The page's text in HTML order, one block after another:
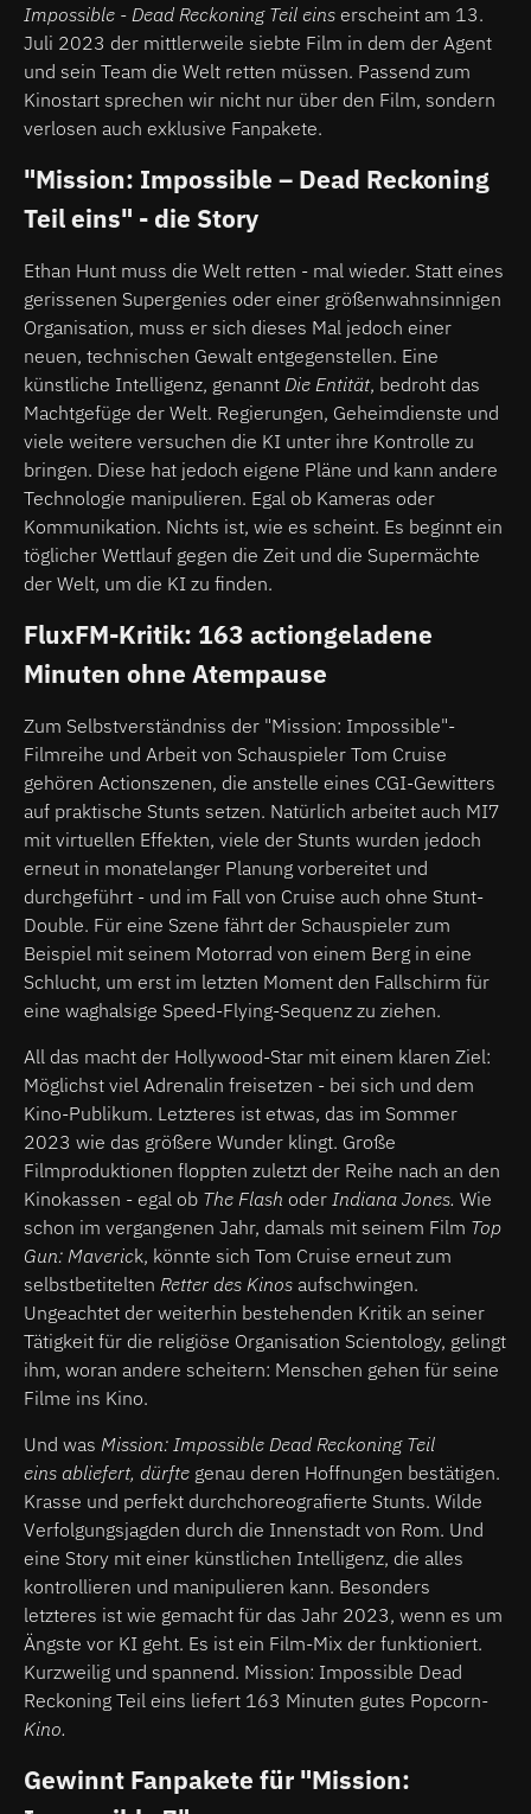
Impossible - Dead Reckoning Teil eins erscheint am 13.
Juli 2023 der mittlerweile siebte Film in dem der Agent
und sein Team die Welt retten müssen. Passend zum
Kinostart sprechen wir nicht nur über den Film, sondern
verlosen auch exklusive Fanpakete.
"Mission: Impossible – Dead Reckoning
Teil eins" - die Story
Ethan Hunt muss die Welt retten - mal wieder. Statt eines
gerissenen Supergenies oder einer größenwahnsinnigen
Organisation, muss er sich dieses Mal jedoch einer
neuen, technischen Gewalt entgegenstellen. Eine
künstliche Intelligenz, genannt Die Entität, bedroht das
Machtgefüge der Welt. Regierungen, Geheimdienste und
viele weitere versuchen die KI unter ihre Kontrolle zu
bringen. Diese hat jedoch eigene Pläne und kann andere
Technologie manipulieren. Egal ob Kameras oder
Kommunikation. Nichts ist, wie es scheint. Es beginnt ein
töglicher Wettlauf gegen die Zeit und die Supermächte
der Welt, um die KI zu finden.
FluxFM-Kritik: 163 actiongeladene
Minuten ohne Atempause
Zum Selbstverständniss der "Mission: Impossible"-
Filmreihe und Arbeit von Schauspieler Tom Cruise
gehören Actionszenen, die anstelle eines CGI-Gewitters
auf praktische Stunts setzen. Natürlich arbeitet auch MI7
mit virtuellen Effekten, viele der Stunts wurden jedoch
erneut in monatelanger Planung vorbereitet und
durchgeführt - und im Fall von Cruise auch ohne Stunt-
Double. Für eine Szene fährt der Schauspieler zum
Beispiel mit seinem Motorrad von einem Berg in eine
Schlucht, um erst im letzten Moment den Fallschirm für
eine waghalsige Speed-Flying-Sequenz zu ziehen.
All das macht der Hollywood-Star mit einem klaren Ziel:
Möglichst viel Adrenalin freisetzen - bei sich und dem
Kino-Publikum. Letzteres ist etwas, das im Sommer
2023 wie das größere Wunder klingt. Große
Filmproduktionen floppten zuletzt der Reihe nach an den
Kinokassen - egal ob The Flash oder Indiana Jones. Wie
schon im vergangenen Jahr, damals mit seinem Film Top
Gun: Maverick, könnte sich Tom Cruise erneut zum
selbstbetitelten Retter des Kinos aufschwingen.
Ungeachtet der weiterhin bestehenden Kritik an seiner
Tätigkeit für die religiöse Organisation Scientology, gelingt
ihm, woran andere scheitern: Menschen gehen für seine
Filme ins Kino.
Und was Mission: Impossible Dead Reckoning Teil
eins abliefert, dürfte genau deren Hoffnungen bestätigen.
Krasse und perfekt durchchoreografierte Stunts. Wilde
Verfolgungsjagden durch die Innenstadt von Rom. Und
eine Story mit einer künstlichen Intelligenz, die alles
kontrollieren und manipulieren kann. Besonders
letzteres ist wie gemacht für das Jahr 2023, wenn es um
Ängste vor KI geht. Es ist ein Film-Mix der funktioniert.
Kurzweilig und spannend. Mission: Impossible Dead
Reckoning Teil eins liefert 163 Minuten gutes Popcorn-
Kino.
Gewinnt Fanpakete für "Mission: